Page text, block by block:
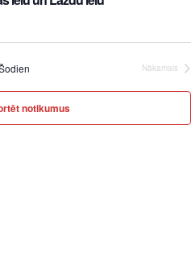
Nākamais
notikumus